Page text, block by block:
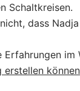
Schaltkreisen.
dass
Erfahrungen im
erstellen können